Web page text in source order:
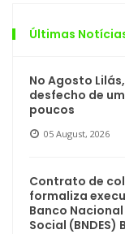
Últimas
No Agosto
desfecho de
poucos
05 August, 2026
Contrato de
formaliza
Banco
Social